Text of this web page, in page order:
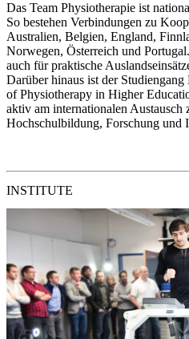
Das Team Physiotherapie ist
So bestehen Verbindungen zu
Australien, Belgien, England,
Norwegen, Österreich und
auch für praktische
Darüber hinaus ist der
of Physiotherapy in Higher
aktiv am internationalen Austausch
Hochschulbildung, Forschung und
INSTITUTE